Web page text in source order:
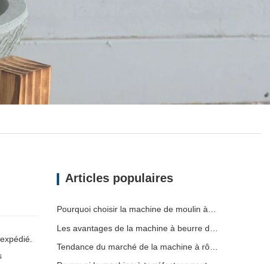
Articles populaires
Pourquoi choisir la machine de moulin à sauce en pierre électrique